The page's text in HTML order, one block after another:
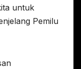
untuk
Pemilu